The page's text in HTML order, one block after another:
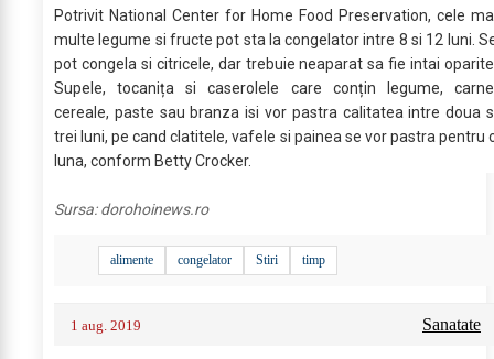
Potrivit National Center for Home Food Preservation, cele
multe legume si fructe pot sta la congelator intre 8 si 12 luni.
pot congela si citricele, dar trebuie neaparat sa fie intai
Supele, tocanița si caserolele care conțin legume,
cereale, paste sau branza isi vor pastra calitatea intre doua
trei luni, pe cand clatitele, vafele si painea se vor pastra pentru
luna, conform Betty Crocker.
Sursa:dorohoinews.ro
alimente congelator Stiri timp
1 aug. 2019 Sanatate